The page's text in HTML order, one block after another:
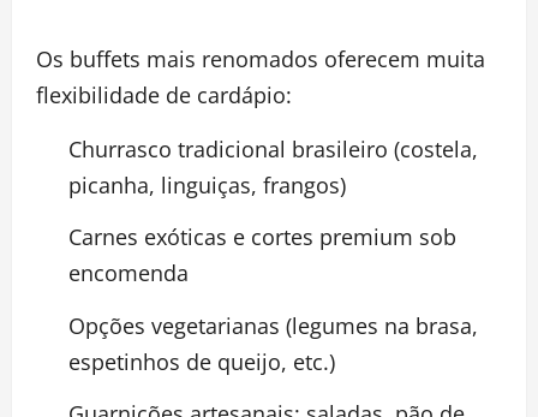
Os buffets mais renomados oferecem muita
flexibilidade de cardápio:
Churrasco tradicional brasileiro (costela,
picanha, linguiças, frangos)
Carnes exóticas e cortes premium sob
encomenda
Opções vegetarianas (legumes na brasa,
espetinhos de queijo, etc.)